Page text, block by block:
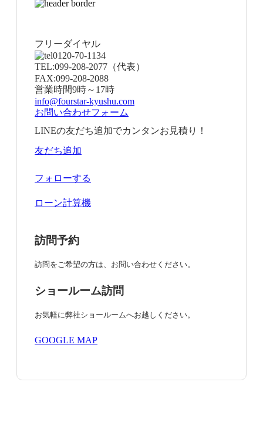
フリーダイヤル
0120-70-1134
TEL:099-208-2077 （代表）
FAX:099-208-2088
営業時間9時～17時
info@fourstar-kyushu.com
お問い合わせフォーム
LINEの友だち追加でカンタンお見積り！
友だち追加
フォローする
ローン計算機
訪問予約
訪問をご希望の方は、お問い合わせください。
ショールーム訪問
お気軽に弊社ショールームへお越しください。
GOOGLE MAP